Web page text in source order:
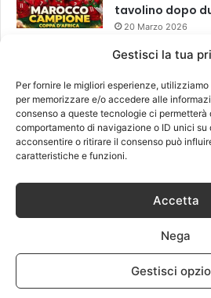
Gestisci la tua
Per fornire le migliori esperienze,
per memorizzare e/o accedere alle
consenso a queste tecnologie ci permetterà
comportamento di navigazione o ID unici su
acconsentire o ritirare il consenso può
caratteristiche e funzioni.
Accetta
Nega
Gestisci
tavolino dopo
20 Marzo 2026
Leggi anche